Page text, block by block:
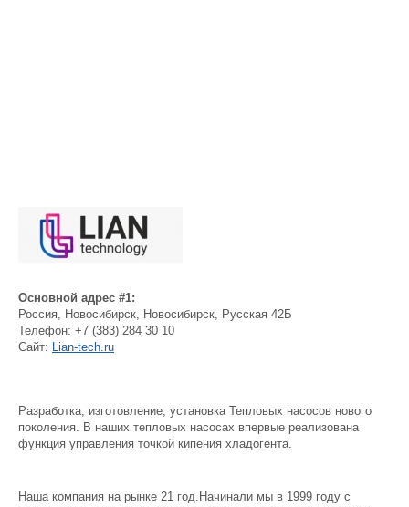
Основной адрес #1:
Россия, Новосибирск, Новосибирск, Русская 42Б
Телефон: +7 (383) 284 30 10
Сайт: Lian-tech.ru
Разработка, изготовление, установка Тепловых насосов нового
поколения. В наших тепловых насосах впервые реализована
функция управления точкой кипения хладогента.
Наша компания на рынке 21 год.Начинали мы в 1999 году с